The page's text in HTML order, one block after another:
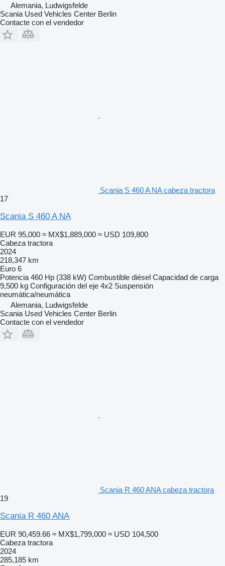
Alemania, Ludwigsfelde
Scania Used Vehicles Center Berlin
Contacte con el vendedor
Scania S 460 A NA cabeza tractora
17
Scania S 460 A NA
EUR 95,000 ≈ MX$1,889,000 ≈ USD 109,800
Cabeza tractora
2024
218,347 km
Euro 6
Potencia 460 Hp (338 kW) Combustible diésel Capacidad de carga
9,500 kg Configuración del eje 4x2 Suspensión
neumática/neumática
Alemania, Ludwigsfelde
Scania Used Vehicles Center Berlin
Contacte con el vendedor
Scania R 460 ANA cabeza tractora
19
Scania R 460 ANA
EUR 90,459.66 ≈ MX$1,799,000 ≈ USD 104,500
Cabeza tractora
2024
285,185 km